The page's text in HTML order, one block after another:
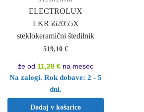
ELECTROLUX
LKR562055X
steklokeramični štedilnik
519,10 €
že od 11,28 € na mesec
Na zalogi. Rok dobave: 2 - 5
dni.
Dodaj v košarico